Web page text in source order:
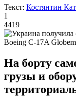
Текст: Костянтин
1
4419
Boeing C-17A
На борту
грузы и